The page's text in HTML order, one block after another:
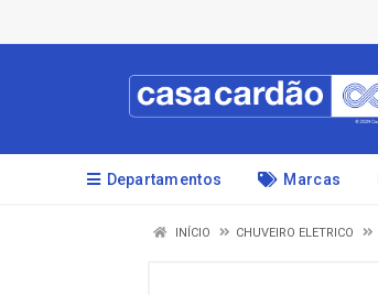
Departamentos Marcas
INÍCIO CHUVEIRO ELETRICO